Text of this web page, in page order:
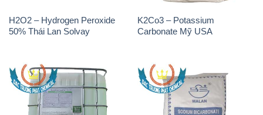
H2O2 – Hydrogen Peroxide
50% Thái Lan Solvay
K2Co3 – Potassium
Carbonate Mỹ USA